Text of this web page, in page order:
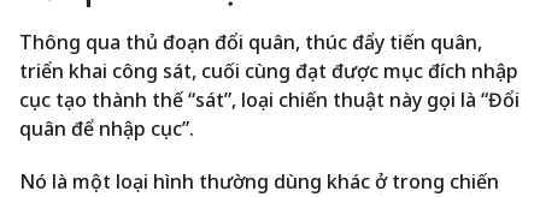
Thông qua thủ đoạn đổi quân, thúc đẩy tiến quân,
triển khai công sát, cuối cùng đạt được mục đích nhập
cục tạo thành thế “sát”, loại chiến thuật này gọi là “Đổi
quân để nhập cục”.
Nó là một loại hình thường dùng khác ở trong chiến